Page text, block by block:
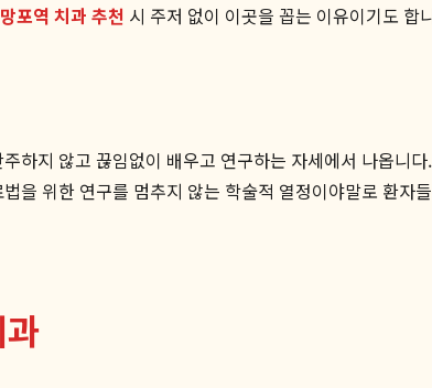
망포역 치과 추천 시 주저 없이 이곳을 꼽는 이유이기도 합
하지 않고 끊임없이 배우고 연구하는 자세에서 나옵니
을 위한 연구를 멈추지 않는 학술적 열정이야말로 환자